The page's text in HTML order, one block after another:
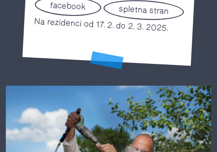
facebook spletna stran
Na rezidenci od 17. 2. do 2. 3. 2025.